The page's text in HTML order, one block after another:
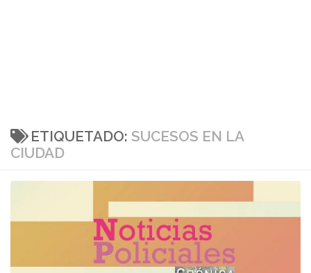
ETIQUETADO: SUCESOS EN LA
CIUDAD